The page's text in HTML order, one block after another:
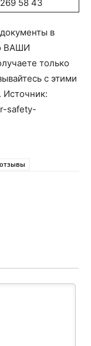
58 43
в
ВАШИ
только
с этими
Источник:
safety-